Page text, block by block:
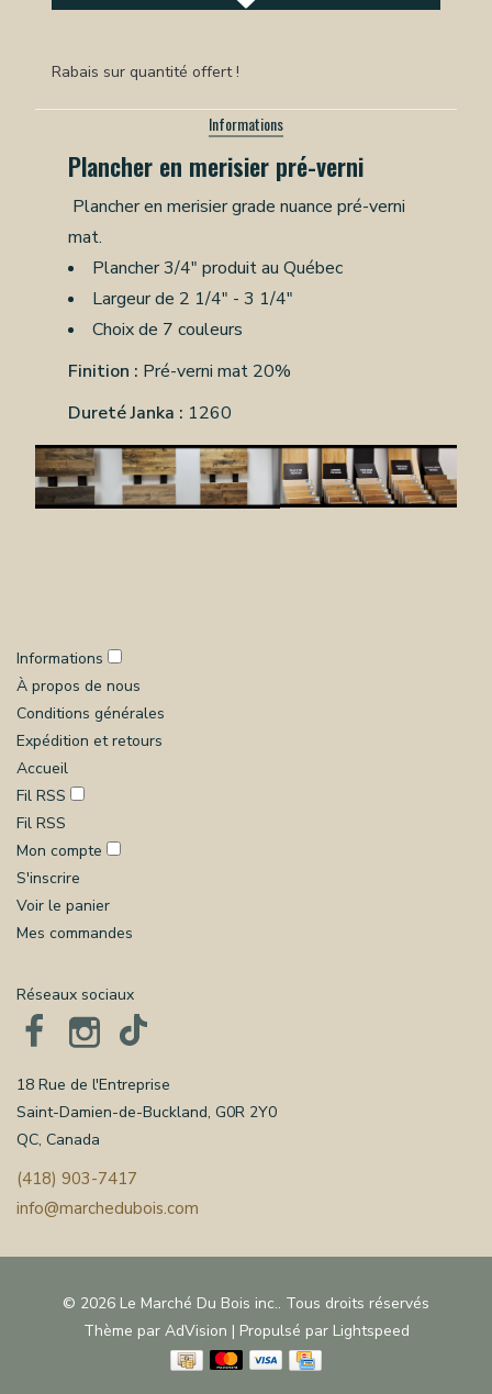
Rabais sur quantité offert !
Informations
Plancher en merisier pré-verni
Plancher en merisier grade nuance pré-verni
mat.
Plancher 3/4" produit au Québec
Largeur de 2 1/4" - 3 1/4"
Choix de 7 couleurs
Finition : Pré-verni mat 20%
Dureté Janka : 1260
Informations
À propos de nous
Conditions générales
Expédition et retours
Accueil
Fil RSS
Fil RSS
Mon compte
S'inscrire
Voir le panier
Mes commandes
Réseaux sociaux
18 Rue de l'Entreprise
Saint-Damien-de-Buckland, G0R 2Y0
QC, Canada
(418) 903-7417
info@marchedubois.com
© 2026 Le Marché Du Bois inc.. Tous droits réservés
Thème par AdVision | Propulsé par Lightspeed